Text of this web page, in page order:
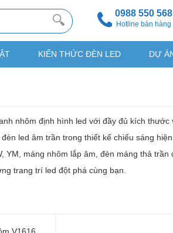
0988 550 568
Hotline bán hàng
KIẾN THỨC ĐÈN LED DỰ
nhôm định hình led với đầy đủ kích
led âm trần trong thiết kế chiếu sáng
YM, máng nhôm lắp âm, đèn máng thả
trang trí led đột phá cùng bạn.